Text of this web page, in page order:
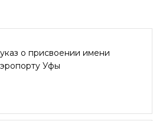
о присвоении имени
Уфы